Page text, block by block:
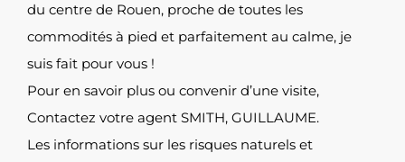
du centre de Rouen, proche de toutes les
commodités à pied et parfaitement au calme, je
suis fait pour vous !
Pour en savoir plus ou convenir d’une visite,
Contactez votre agent SMITH, GUILLAUME.
Les informations sur les risques naturels et